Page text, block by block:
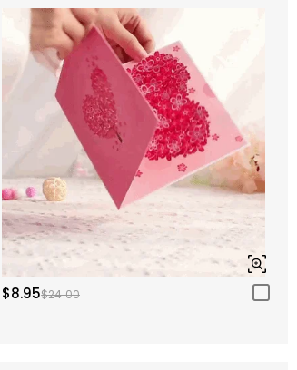
$8.95$24.00